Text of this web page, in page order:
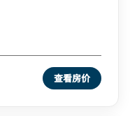
查看房价